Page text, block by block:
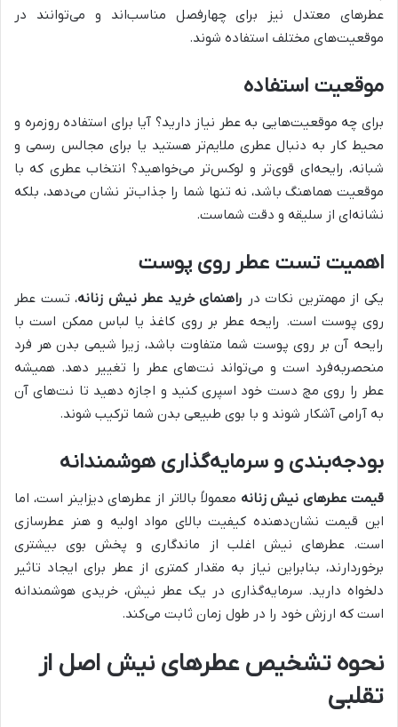
عطرهای معتدل نیز برای چهارفصل مناسب‌اند و می‌توانند در
موقعیت‌های مختلف استفاده شوند.
موقعیت استفاده
برای چه موقعیت‌هایی به عطر نیاز دارید؟ آیا برای استفاده روزمره و
محیط کار به دنبال عطری ملایم‌تر هستید یا برای مجالس رسمی و
شبانه، رایحه‌ای قوی‌تر و لوکس‌تر می‌خواهید؟ انتخاب عطری که با
موقعیت هماهنگ باشد، نه تنها شما را جذاب‌تر نشان می‌دهد، بلکه
نشانه‌ای از سلیقه و دقت شماست.
اهمیت تست عطر روی پوست
یکی از مهمترین نکات در راهنمای خرید عطر نیش زنانه، تست عطر
روی پوست است. رایحه عطر بر روی کاغذ یا لباس ممکن است با
رایحه آن بر روی پوست شما متفاوت باشد، زیرا شیمی بدن هر فرد
منحصر‌به‌فرد است و می‌تواند نت‌های عطر را تغییر دهد. همیشه
عطر را روی مچ دست خود اسپری کنید و اجازه دهید تا نت‌های آن
به آرامی آشکار شوند و با بوی طبیعی بدن شما ترکیب شوند.
بودجه‌بندی و سرمایه‌گذاری هوشمندانه
قیمت عطرهای نیش زنانه معمولاً بالاتر از عطرهای دیزاینر است، اما
این قیمت نشان‌دهنده کیفیت بالای مواد اولیه و هنر عطرسازی
است. عطرهای نیش اغلب از ماندگاری و پخش بوی بیشتری
برخوردارند، بنابراین نیاز به مقدار کمتری از عطر برای ایجاد تاثیر
دلخواه دارید. سرمایه‌گذاری در یک عطر نیش، خریدی هوشمندانه
است که ارزش خود را در طول زمان ثابت می‌کند.
نحوه تشخیص عطرهای نیش اصل از
تقلبی